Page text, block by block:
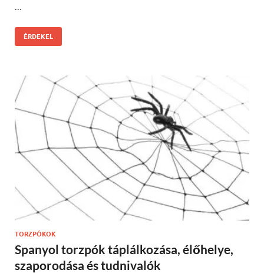
…
ÉRDEKEL
TORZPÓKOK
Spanyol torzpók táplálkozása, élőhelye,
szaporodása és tudnivalók